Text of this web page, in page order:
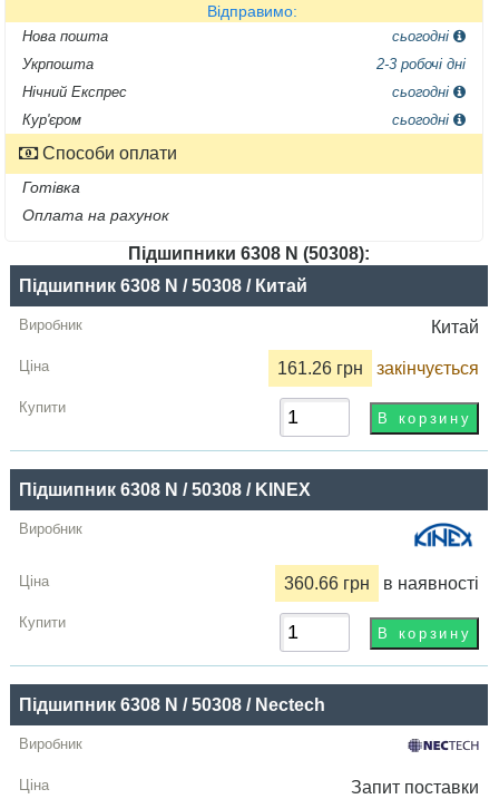
Відправимо:
Нова пошта
сьогодні
Укрпошта
2-3 робочі дні
Нічний Експрес
сьогодні
Кур'єром
сьогодні
Способи оплати
Готівка
Оплата на рахунок
Підшипники 6308 N (50308):
Назва
Виробник
Радіальний
грн
Купити
Підшипник 6308 N / 50308 / Китай
Китай
161.26 грн закінчується
Підшипник 6308 N / 50308 / KINEX
360.66 грн в наявності
Підшипник 6308 N / 50308 / Nectech
Запит поставки